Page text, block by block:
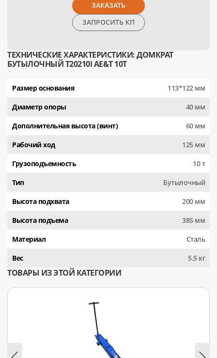
ЗАКАЗАТЬ
ЗАПРОСИТЬ КП
ТЕХНИЧЕСКИЕ ХАРАКТЕРИСТИКИ: ДОМКРАТ
БУТЫЛОЧНЫЙ T20210I AE&T 10Т
Размер основания 113*122 мм
Диаметр опоры 40 мм
Дополнительная высота (винт) 60 мм
Рабочий ход 125 мм
Грузоподъемность 10 т
Тип Бутылочный
Высота подхвата 200 мм
Высота подъема 385 мм
Материал Сталь
Вес 5.5 кг
ТОВАРЫ ИЗ ЭТОЙ КАТЕГОРИИ